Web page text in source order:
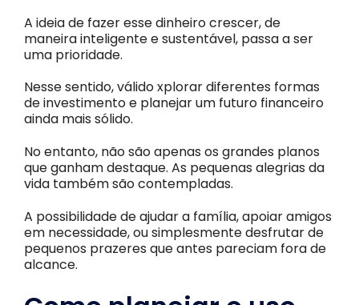
A ideia de fazer esse dinheiro crescer, de
maneira inteligente e sustentável, passa a ser
uma prioridade.
Nesse sentido, válido xplorar diferentes formas
de investimento e planejar um futuro financeiro
ainda mais sólido.
No entanto, não são apenas os grandes planos
que ganham destaque. As pequenas alegrias da
vida também são contempladas.
A possibilidade de ajudar a família, apoiar amigos
em necessidade, ou simplesmente desfrutar de
pequenos prazeres que antes pareciam fora de
alcance.